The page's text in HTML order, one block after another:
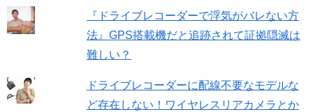
『ドライブレコーダーで浮気がバレない方
法』GPS搭載機だと追跡されて証拠隠滅は
難しい？
ドライブレコーダーに配線不要なモデルな
ど存在しない！ワイヤレスリアカメラとか